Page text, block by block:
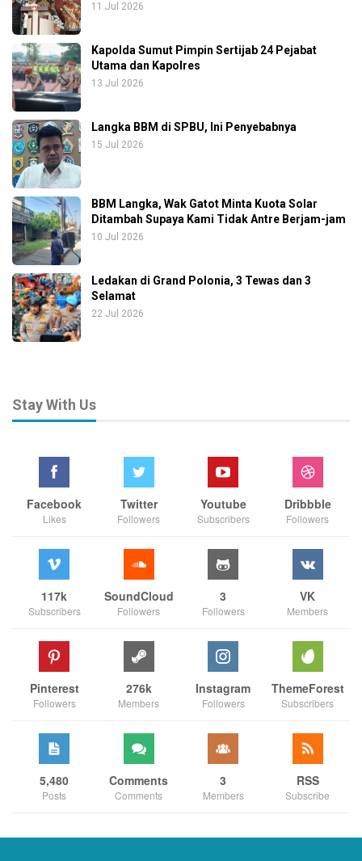
11 Jul 2026
Kapolda Sumut Pimpin Sertijab 24 Pejabat
Utama dan Kapolres
13 Jul 2026
Langka BBM di SPBU, Ini Penyebabnya
15 Jul 2026
BBM Langka, Wak Gatot Minta Kuota Solar
Ditambah Supaya Kami Tidak Antre Berjam-jam
10 Jul 2026
Ledakan di Grand Polonia, 3 Tewas dan 3
Selamat
22 Jul 2026
Stay With Us
Facebook
Likes
Twitter
Followers
Youtube
Subscribers
Dribbble
Followers
117k
Subscribers
SoundCloud
Followers
3
Followers
VK
Members
Pinterest
Followers
276k
Members
Instagram
Followers
ThemeForest
Subscribers
5,480
Posts
Comments
Comments
3
Members
RSS
Subscribe